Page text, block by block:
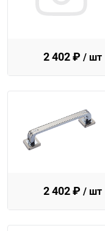
2 402 ₽ / шт
2 402 ₽ / шт